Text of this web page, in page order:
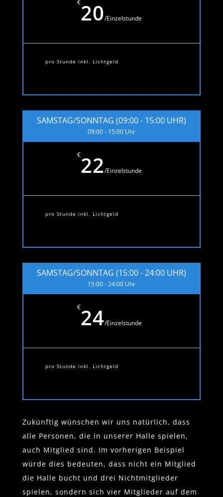
€20/Einzelstunde
pro Stunde inkl. Lichtgeld
SAMSTAG/SONNTAG (09:00 - 15:00 UHR)
09:00 - 15:00 Uhr
€22/Einzelstunde
pro Stunde inkl. Lichtgeld
SAMSTAG/SONNTAG (15:00 - 24:00 UHR)
15:00 - 24:00 Uhr
€24/Einzelstunde
pro Stunde inkl. Lichtgeld
Zukünftig wünschen wir uns natürlich, dass
alle Personen, die in unserer Halle spielen,
auch Mitglied sind. Im vorherigen Beispiel
würde dies bedeuten, dass nicht ein Mitglied
die Halle bucht und drei Nichtmitglieder
spielen, sondern sich vier Mitglieder auf dem